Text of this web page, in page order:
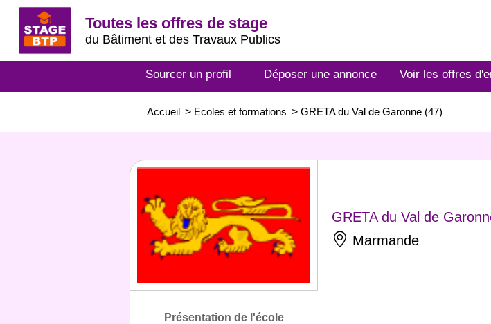
Toutes les offres de stage
du Bâtiment et des Travaux Publics
Sourcer un profil Déposer une annonce Voir les offres
Accueil > Ecoles et formations > GRETA du Val de Garonne (47)
GRETA du Val de
Marmande
Présentation de l'école